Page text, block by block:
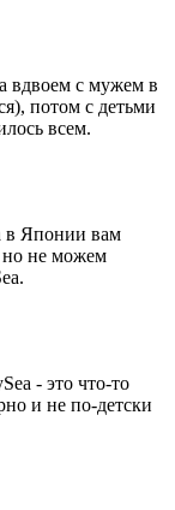
вдвоем с мужем в
потом с детьми
всем.
в Японии вам
но не можем
- это что-то
и не по-детски